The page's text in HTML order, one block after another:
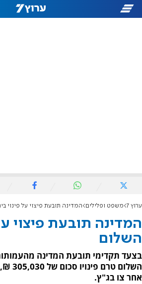
ערוץ 7 משפט ופלילים המדינה תובעת פיצוי על פינוי
המדינה תובעת פיצוי
השלום
בצעד תקדימי תובעת המדינה
אחר צו בג"ץ.